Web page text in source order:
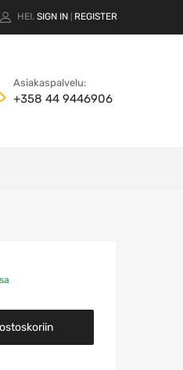
HEI. SIGN IN REGISTER
Asiakaspalvelu:
+358 44 9446906